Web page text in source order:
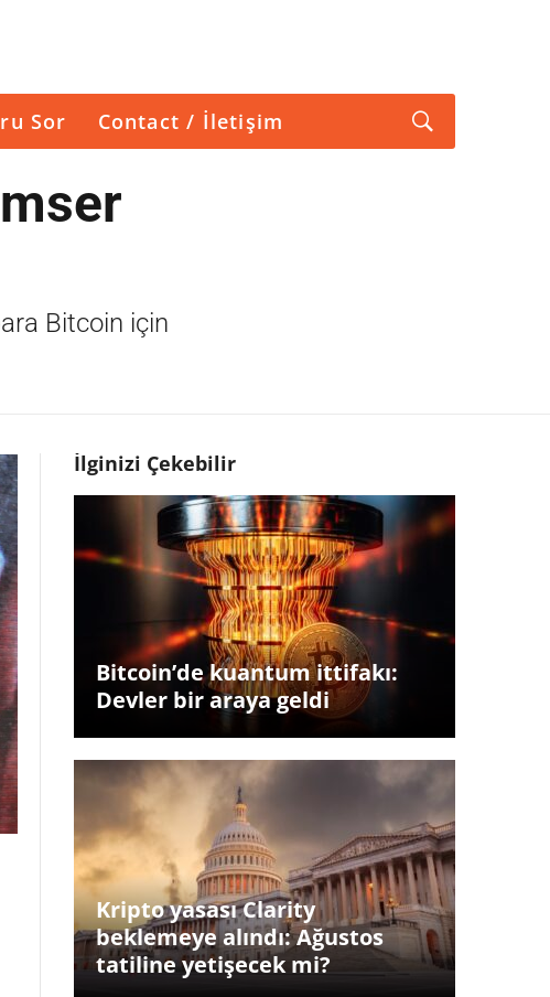
Sor Contact / İletişim
Bitcoin için
İlginizi Çekebilir
Bitcoin’de kuantum ittifakı:
Devler bir araya geldi
Kripto yasası Clarity
beklemeye alındı: Ağustos
tatiline yetişecek mi?